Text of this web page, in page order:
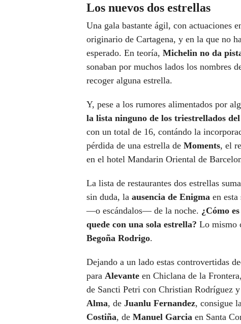
Los nuevos dos estrellas
Una gala bastante ágil, con actuaciones
originario de Cartagena, y en la que no
esperado. En teoría, Michelin no da
sonaban por muchos lados los nombres
recoger alguna estrella.
Y, pese a los rumores alimentados por
la lista ninguno de los triestrellados
con un total de 16, contándo la
pérdida de una estrella de Moments, el
en el hotel Mandarin Oriental de
La lista de restaurantes dos estrellas
sin duda, la ausencia de Enigma en esta
—o escándalos— de la noche. ¿Cómo
quede con una sola estrella? Lo mismo
Begoña Rodrigo.
Dejando a un lado estas controvertidas
para Alevante en Chiclana de la
de Sancti Petri con Christian Rodríguez
Alma, de Juanlu Fernandez, consigue
Costiña, de Manuel Garcia en Santa